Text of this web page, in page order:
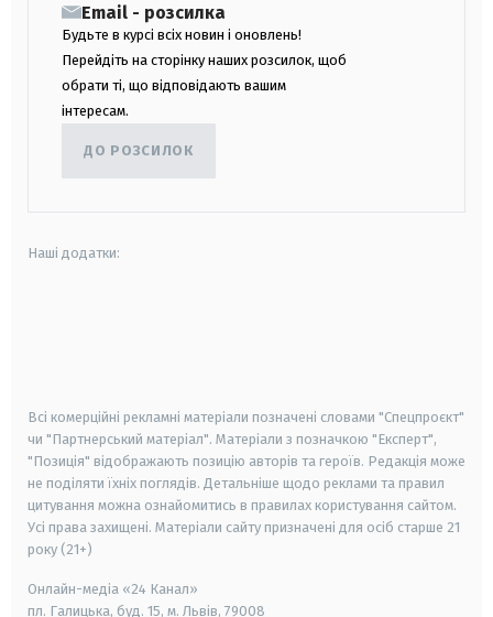
Email - розсилка
Будьте в курсі всіх новин і оновлень!
Перейдіть на сторінку наших розсилок, щоб
обрати ті, що відповідають вашим
інтересам.
ДО РОЗСИЛОК
Наші додатки:
Всі комерційні рекламні матеріали позначені словами "Спецпроєкт"
чи "Партнерський матеріал". Матеріали з позначкою "Експерт",
"Позиція" відображають позицію авторів та героїв. Редакція може
не поділяти їхніх поглядів. Детальніше щодо реклами та правил
цитування можна ознайомитись в правилах користування сайтом.
Усі права захищені. Матеріали сайту призначені для осіб старше 21
року (21+)
Онлайн-медіа «24 Канал»
пл. Галицька, буд. 15, м. Львів, 79008